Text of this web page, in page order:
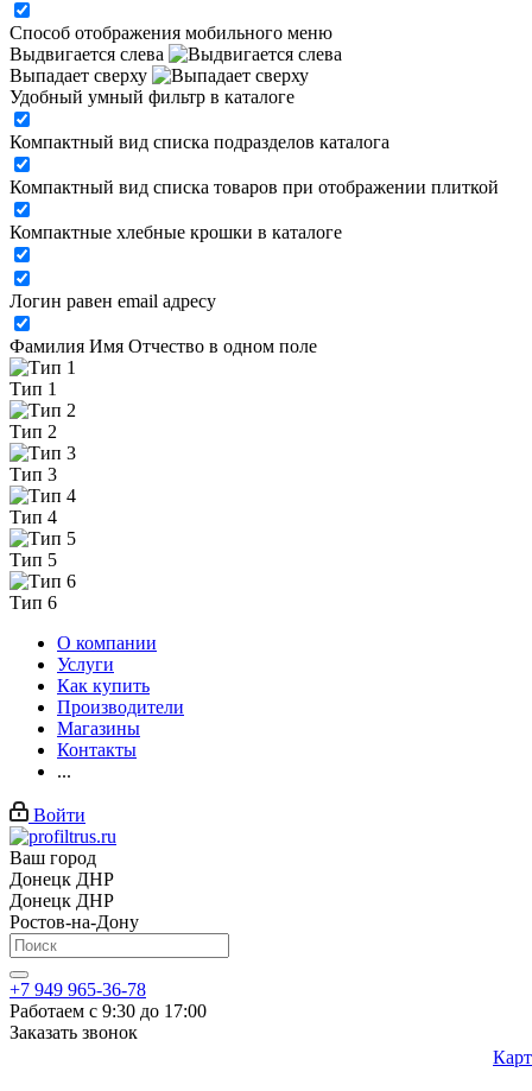
Способ отображения мобильного меню
Выдвигается слева
Выпадает сверху
Удобный умный фильтр в каталоге
Компактный вид списка подразделов каталога
Компактный вид списка товаров при отображении плиткой
Компактные хлебные крошки в каталоге
Логин равен email адресу
Фамилия Имя Отчество в одном поле
Тип 1
Тип 2
Тип 3
Тип 4
Тип 5
Тип 6
О компании
Услуги
Как купить
Производители
Магазины
Контакты
...
Войти
Ваш город
Донецк ДНР
Донецк ДНР
Ростов-на-Дону
+7 949 965-36-78
Работаем с 9:30 до 17:00
Заказать звонок